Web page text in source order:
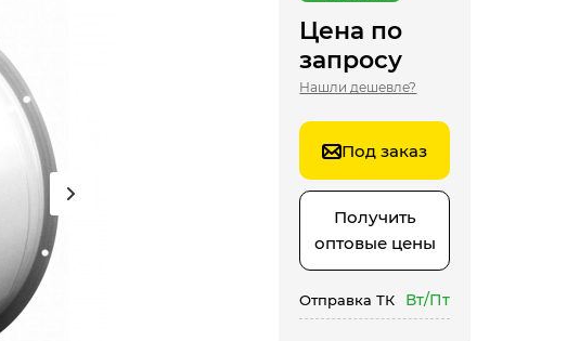
Цена по
запросу
Нашли дешевле?
Под заказ
Получить
оптовые цены
Отправка ТК Вт/Пт